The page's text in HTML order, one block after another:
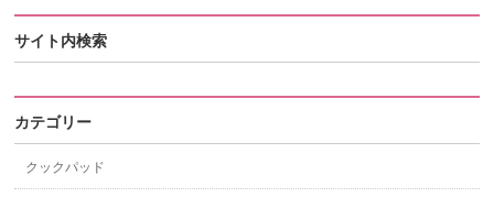
サイト内検索
カテゴリー
クックパッド